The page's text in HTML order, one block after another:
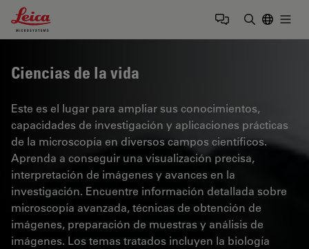
Leica Microsystems Logo
Ciencias de la vida
Este es el lugar para ampliar sus conocimientos,
capacidades de investigación y aplicaciones prácticas
de la microscopía en diversos campos científicos.
Aprenda a conseguir una visualización precisa,
interpretación de imágenes y avances en la
investigación. Encuentre información detallada sobre
microscopía avanzada, técnicas de obtención de
imágenes, preparación de muestras y análisis de
imágenes. Los temas tratados incluyen la biología